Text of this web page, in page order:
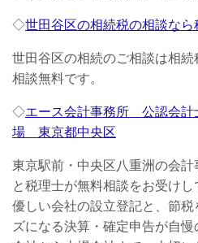
◇世田谷区の相続税の相談な
世田谷区の相続のご相談は相
相談無料です。
◇エース会計事務所 公認会
場 東京都中央区
東京駅前・中央区八重洲の会
と税理士が無料相談をお受け
優しい会社の設立登記と、節
ズになる決算・確定申告が自